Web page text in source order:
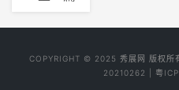
COPYRIGHT © 2025 秀展网 版权所
20210262
粤